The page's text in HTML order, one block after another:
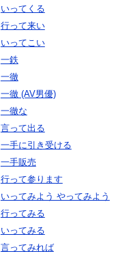
いってくる
行って来い
いってこい
一鉄
一徹
一徹 (AV男優)
一徹な
言って出る
一手に引き受ける
一手販売
行って参ります
いってみよう やってみよう
行ってみる
いってみる
言ってみれば